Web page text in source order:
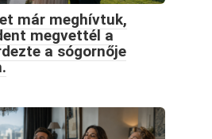
már meghívtuk,
megvettél a
a sógornője